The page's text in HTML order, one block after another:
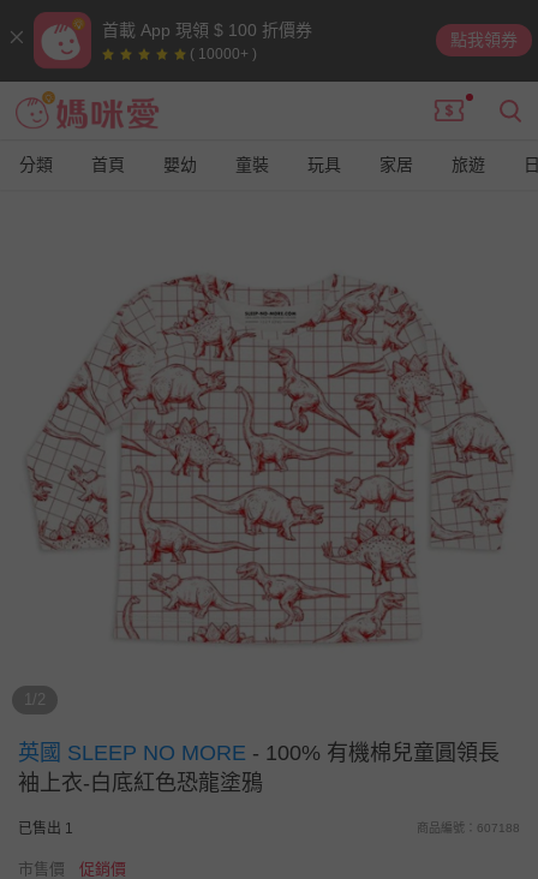
首載 App 現領 $ 100 折價券
( 10000+ )
點我領券
分類 首頁 嬰幼 童裝 玩具 家居 旅遊
1/2
英國 SLEEP NO MORE - 100% 有機棉兒童圓領長
袖上衣-白底紅色恐龍塗鴉
已售出 1 商品編號：607188
市售價 促銷價